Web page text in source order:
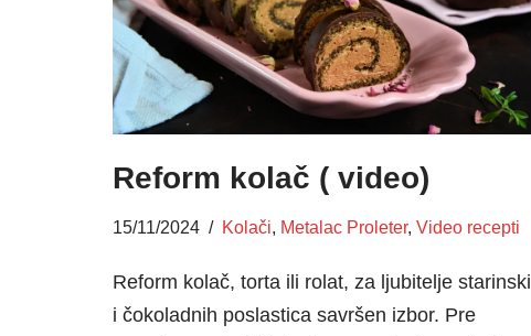
Reform kolač ( video)
15/11/2024 Kolači, Metalac Proleter, Video recepti
Reform kolač, torta ili rolat, za ljubitelje starinski
i čokoladnih poslastica savršen izbor. Pre